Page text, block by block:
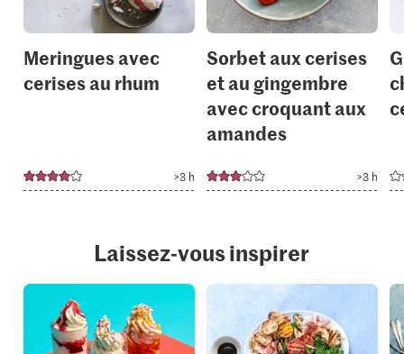
Meringues avec
cerises au rhum
>3 h
Sorbet aux cerises
et au gingembre
avec croquant aux
amandes
>3 h
Laissez-vous inspirer